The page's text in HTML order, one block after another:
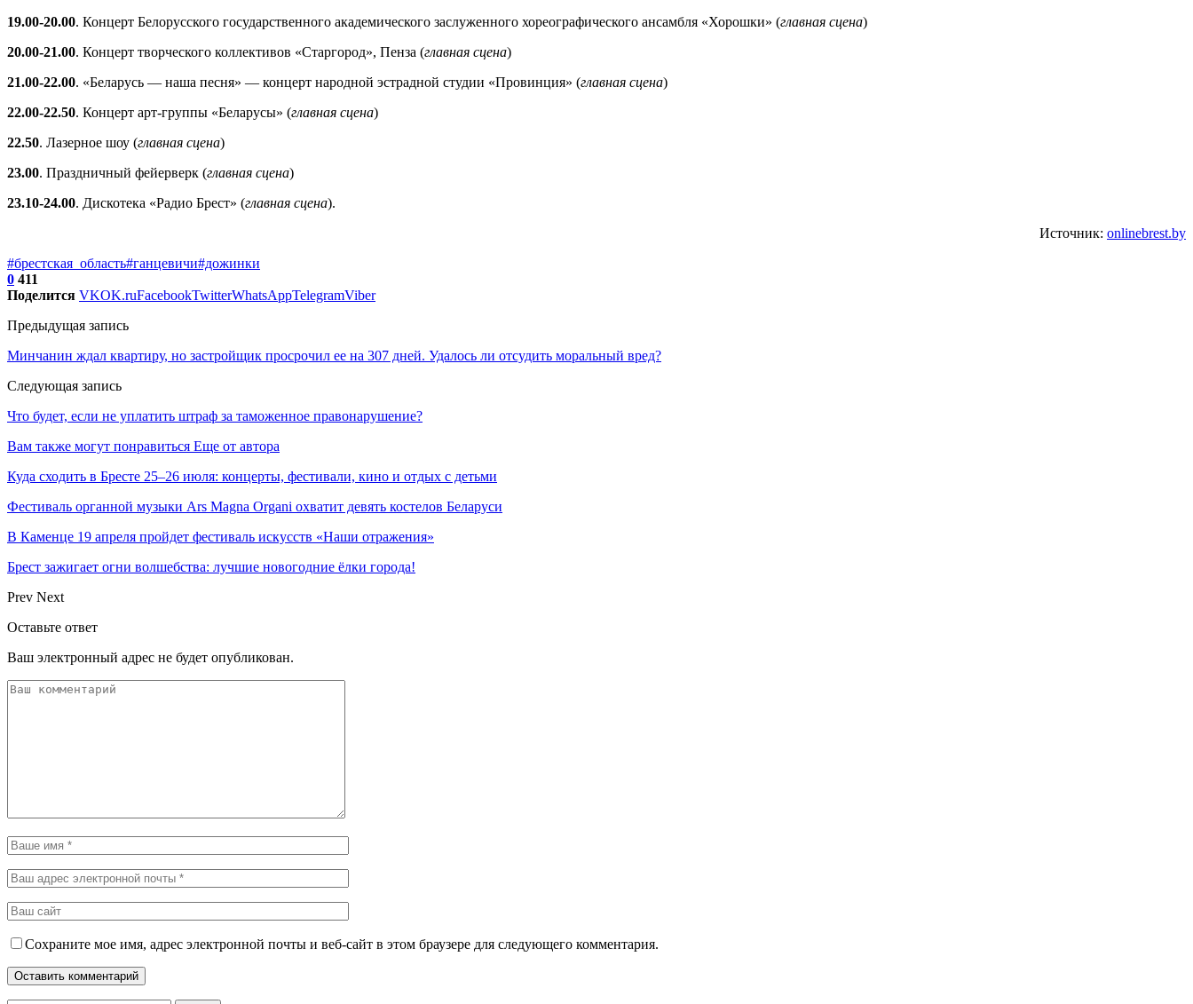
19.00-20.00. Концерт Белорусского государственного академического заслуженного хореографического ансамбля «Хорошки» (главная сцена)
20.00-21.00. Концерт творческого коллективов «Старгород», Пенза (главная сцена)
21.00-22.00. «Беларусь — наша песня» — концерт народной эстрадной студии «Провинция» (главная сцена)
22.00-22.50. Концерт арт-группы «Беларусы» (главная сцена)
22.50. Лазерное шоу (главная сцена)
23.00. Праздничный фейерверк (главная сцена)
23.10-24.00. Дискотека «Радио Брест» (главная сцена).
Источник: onlinebrest.by
#брестская_область#ганцевичи#дожинки
0 411
Поделится VKOK.ruFacebookTwitterWhatsAppTelegramViber
Предыдущая запись
Минчанин ждал квартиру, но застройщик просрочил ее на 307 дней. Удалось ли отсудить моральный вред?
Следующая запись
Что будет, если не уплатить штраф за таможенное правонарушение?
Вам также могут понравиться Еще от автора
Куда сходить в Бресте 25–26 июля: концерты, фестивали, кино и отдых с детьми
Фестиваль органной музыки Ars Magna Organi охватит девять костелов Беларуси
В Каменце 19 апреля пройдет фестиваль искусств «Наши отражения»
Брест зажигает огни волшебства: лучшие новогодние ёлки города!
Prev Next
Оставьте ответ
Ваш электронный адрес не будет опубликован.
Сохраните мое имя, адрес электронной почты и веб-сайт в этом браузере для следующего комментария.